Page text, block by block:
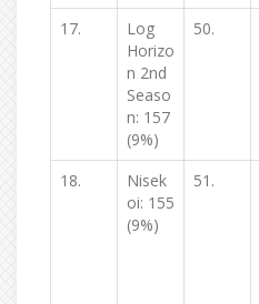
17.
Log
Horizo
n 2nd
Seaso
n: 157
(9%)
50.
18.
Nisek
oi: 155
(9%)
51.